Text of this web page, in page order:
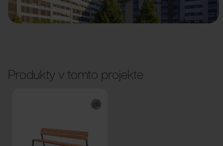
Produkty v tomto projekte